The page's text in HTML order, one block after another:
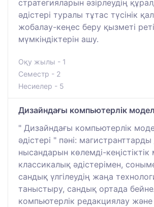
стратегияларын әзірлеудің
әдістері туралы тұтас түсінік
жобалау-кеңес беру қызметі
мүмкіндіктерін ашу.
Оқу жылы - 1
Семестр - 2
Несиелер - 5
Дизайндағы компьютерлік
" Дизайндағы компьютерлік
әдістері " пәні:
нысандарын көлемді-кеңістіктік
классикалық әдістерімен,
сандық үлгілеудің жаңа
таныстыру, сандық ортада
компьютерлік редакциялау және